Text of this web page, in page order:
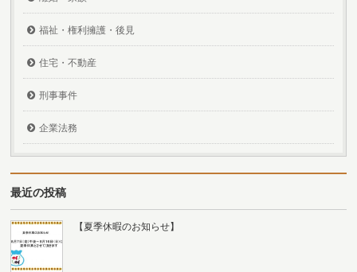
福祉・権利擁護・後見
住宅・不動産
刑事事件
企業法務
最近の投稿
【夏季休暇のお知らせ】